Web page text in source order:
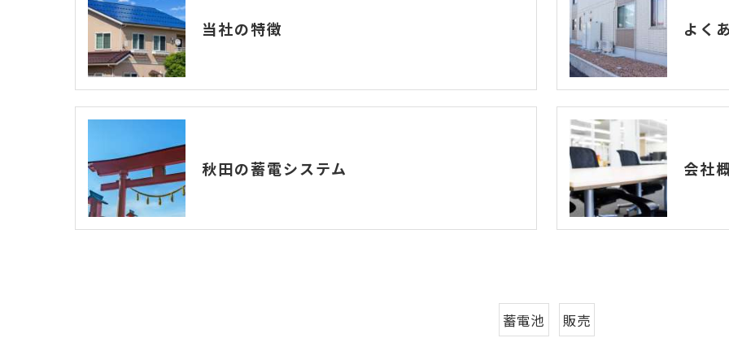
当社の特徴 よく
秋田の蓄電システム 会社
蓄電池 販売